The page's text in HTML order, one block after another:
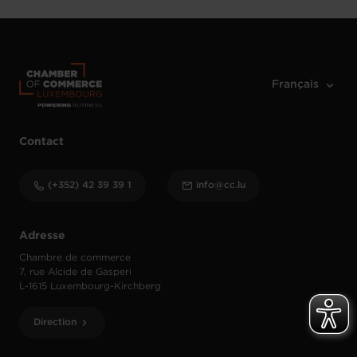
Adresse
Chambre de commerce
7, rue Alcide de Gasperi
L-1615 Luxembourg-Kirchberg
Direction
Contact
(+352) 42 39 39 1 info@cc.lu